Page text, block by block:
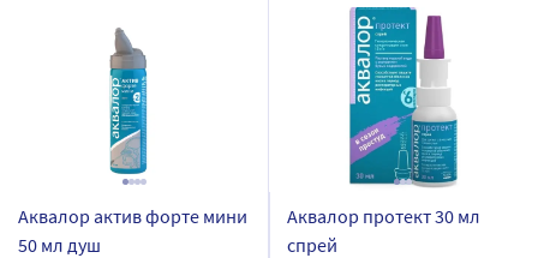
Аквалор актив форте мини
50 мл душ
Аквалор протект 30 мл
спрей